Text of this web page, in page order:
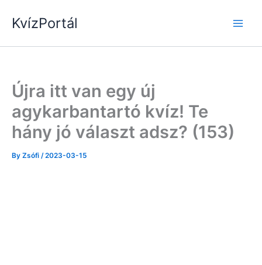
KvízPortál
Újra itt van egy új
agykarbantartó kvíz! Te
hány jó választ adsz? (153)
By Zsófi /2023-03-15